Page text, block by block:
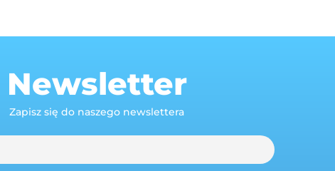
Newsletter
Zapisz się do naszego newslettera